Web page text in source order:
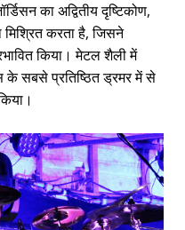
का अद्वितीय दृष्टिकोण,
करता है, जिसने
किया। मेटल शैली में
के सबसे प्रतिष्ठित ड्रमर में से